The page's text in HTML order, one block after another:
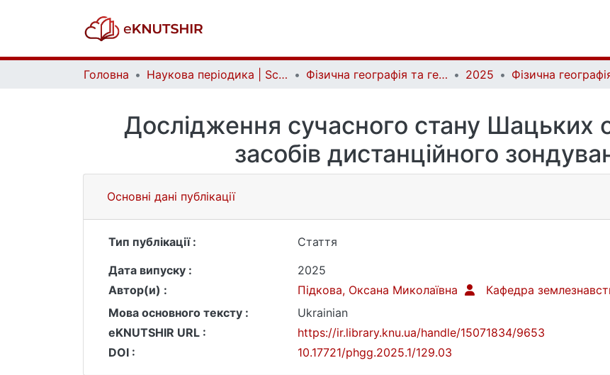
Головна Наукова періодика | Scientific periodicals Фізична географія та геоморфологія | Physical Geography and Geomorphology 2025
Дослідження сучасного стану Шацьких
засобів дистанційного
Основні дані публікації
Тип публікації :
Стаття
Дата випуску :
2025
Автор(и) :
Підкова, Оксана Миколаївна
Кафедра
Мова основного тексту :
Ukrainian
eKNUTSHIR URL :
https://ir.library.knu.ua/handle/15071834/9653
DOI :
10.17721/phgg.2025.1/129.03